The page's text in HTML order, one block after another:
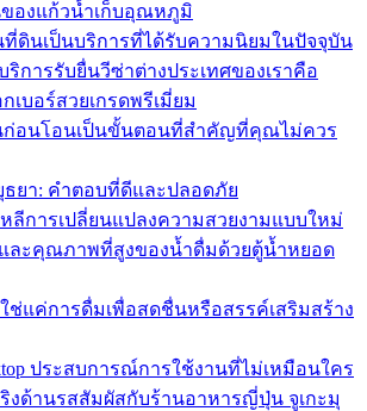
องแก้วน้ำเก็บอุณหภูมิ
ที่ดินเป็นบริการที่ได้รับความนิยมในปัจจุบัน
การรับยื่นวีซ่าต่างประเทศของเราคือ
เบอร์สวยเกรดพรีเมี่ยม
ก่อนโอนเป็นขั้นตอนที่สำคัญที่คุณไม่ควร
ธยา: คำตอบที่ดีและปลอดภัย
ลีการเปลี่ยนแปลงความสวยงามแบบใหม่
ละคุณภาพที่สูงของน้ำดื่มด้วยตู้น้ำหยอด
ช่แค่การดื่มเพื่อสดชื่นหรือสรรค์เสริมสร้าง
ประสบการณ์การใช้งานที่ไม่เหมือนใคร
งด้านรสสัมผัสกับร้านอาหารญี่ปุ่น จูเกะมุ